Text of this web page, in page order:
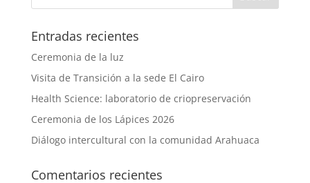
Entradas recientes
Ceremonia de la luz
Visita de Transición a la sede El Cairo
Health Science: laboratorio de criopreservación
Ceremonia de los Lápices 2026
Diálogo intercultural con la comunidad Arahuaca
Comentarios recientes